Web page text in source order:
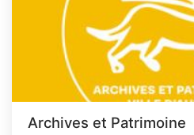
Archives et Patrimoine